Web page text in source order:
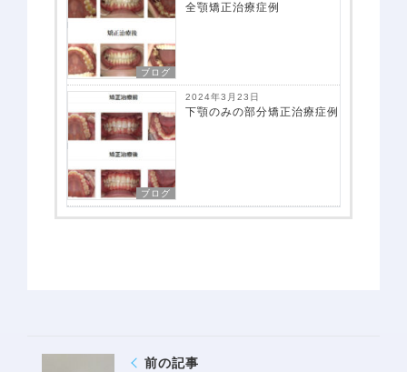
治療費一覧
アクセス
お知らせ・ブログ
プライバシーポリシー
ブログ
全顎矯正治療症例
ブログ
2024年3月23日
下顎のみの部分矯正治療症例
前の記事